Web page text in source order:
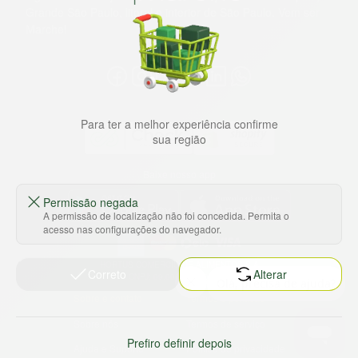
Grande São Paulo, litoral e interior de São Paulo. Vem ser
HORTUS COMERCIO DE ALIMENTOS S.A
CNPJ: 09.000.493/0002-15
Ajuda e Suporte
Política de privacidade
Para ter a melhor experiência confirme
sua região
Permissão negada
A permissão de localização não foi concedida. Permita o
acesso nas configurações do navegador.
Alterar
Prefiro definir depois